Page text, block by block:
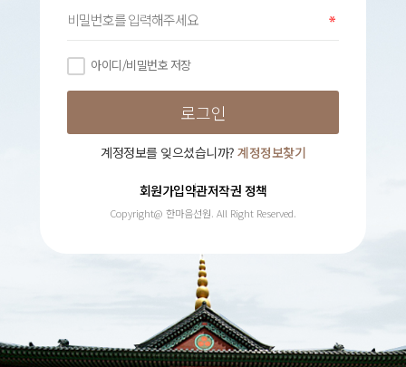
아이디/비밀번호 저장
계정정보를 잊으셨습니까? 계정정보찾기
회원가입약관저작권 정책
Copyright@ 한마음선원. All Right Reserved.